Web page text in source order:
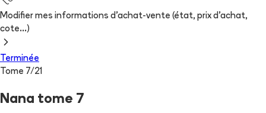
Modifier mes informations d'achat-vente (état, prix d'achat,
cote...)
Terminée
Tome 7/21
Nana tome 7